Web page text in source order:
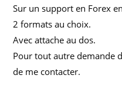
Sur un support en Forex
2 formats au choix.
Avec attache au dos.
Pour tout autre demande
de me contacter.